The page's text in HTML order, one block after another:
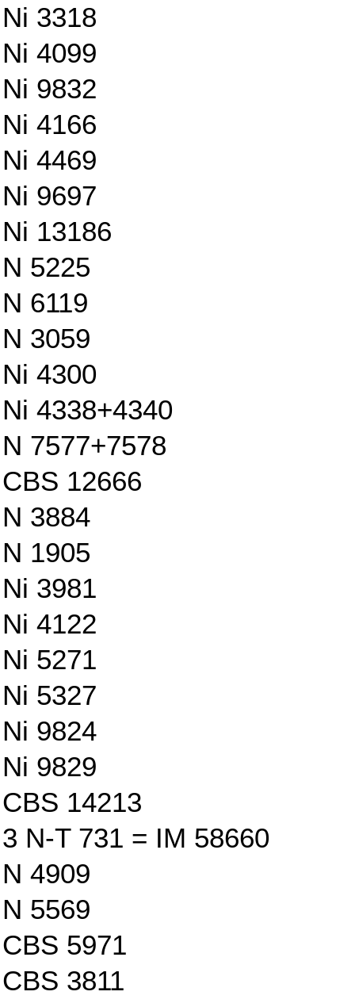
Ni 3318
Ni 4099
Ni 9832
Ni 4166
Ni 4469
Ni 9697
Ni 13186
N 5225
N 6119
N 3059
Ni 4300
Ni 4338+4340
N 7577+7578
CBS 12666
N 3884
N 1905
Ni 3981
Ni 4122
Ni 5271
Ni 5327
Ni 9824
Ni 9829
CBS 14213
3 N-T 731 = IM 58660
N 4909
N 5569
CBS 5971
CBS 3811